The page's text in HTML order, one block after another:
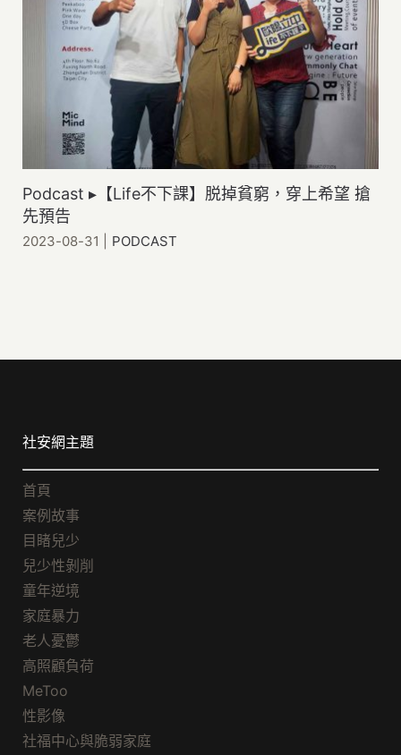
Podcast ▸【Life不下課】脱掉貧窮，穿上希望 搶
先預告
2023-08-31 PODCAST
社安網主題
首頁
案例故事
目睹兒少
兒少性剝削
童年逆境
家庭暴力
老人憂鬱
高照顧負荷
MeToo
性影像
社福中心與脆弱家庭